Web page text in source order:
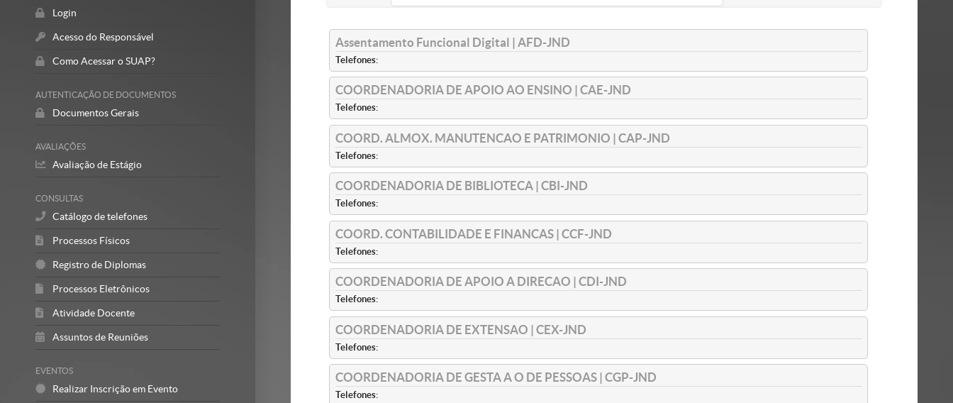
Login
Acesso do Responsável
Como Acessar o SUAP?
AUTENTICAÇÃO DE DOCUMENTOS
Documentos Gerais
AVALIAÇÕES
Avaliação de Estágio
CONSULTAS
Catálogo de telefones
Processos Físicos
Registro de Diplomas
Processos Eletrônicos
Atividade Docente
Assuntos de Reuniões
EVENTOS
Realizar Inscrição em Evento
Assentamento Funcional Digital | AFD-JND
Telefones:
COORDENADORIA DE APOIO AO ENSINO | CAE-JND
Telefones:
COORD. ALMOX. MANUTENCAO E PATRIMONIO | CAP-JND
Telefones:
COORDENADORIA DE BIBLIOTECA | CBI-JND
Telefones:
COORD. CONTABILIDADE E FINANCAS | CCF-JND
Telefones:
COORDENADORIA DE APOIO A DIRECAO | CDI-JND
Telefones:
COORDENADORIA DE EXTENSAO | CEX-JND
Telefones:
COORDENADORIA DE GESTA A O DE PESSOAS | CGP-JND
Telefones: